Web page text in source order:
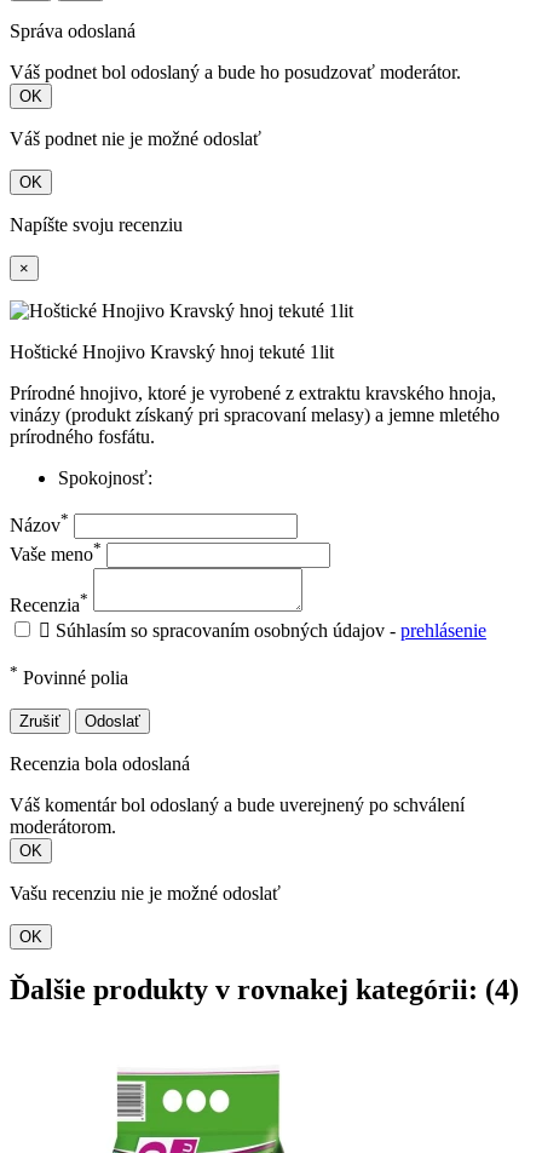
Správa odoslaná
Váš podnet bol odoslaný a bude ho posudzovať moderátor.
OK
Váš podnet nie je možné odoslať
OK
Napíšte svoju recenziu
×
Hoštické Hnojivo Kravský hnoj tekuté 1lit
Prírodné hnojivo, ktoré je vyrobené z extraktu kravského hnoja,
vinázy (produkt získaný pri spracovaní melasy) a jemne mletého
prírodného fosfátu.
Spokojnosť:
Názov*
Vaše meno*
Recenzia*
 Súhlasím so spracovaním osobných údajov - prehlásenie
* Povinné polia
Zrušiť Odoslať
Recenzia bola odoslaná
Váš komentár bol odoslaný a bude uverejnený po schválení
moderátorom.
OK
Vašu recenziu nie je možné odoslať
OK
Ďalšie produkty v rovnakej kategórii: (4)